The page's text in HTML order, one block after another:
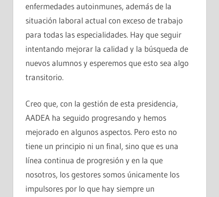
enfermedades autoinmunes, además de la
situación laboral actual con exceso de trabajo
para todas las especialidades. Hay que seguir
intentando mejorar la calidad y la búsqueda de
nuevos alumnos y esperemos que esto sea algo
transitorio.
Creo que, con la gestión de esta presidencia,
AADEA ha seguido progresando y hemos
mejorado en algunos aspectos. Pero esto no
tiene un principio ni un final, sino que es una
línea continua de progresión y en la que
nosotros, los gestores somos únicamente los
impulsores por lo que hay siempre un